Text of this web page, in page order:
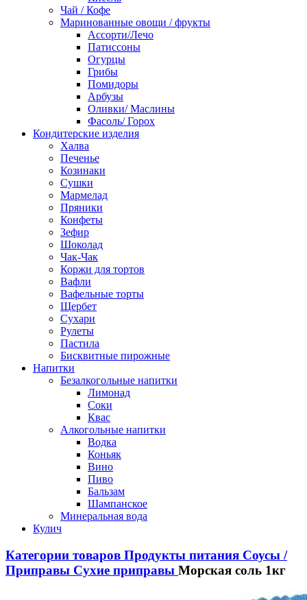
Чай / Кофе
Маринованные овощи / фрукты
Ассорти/Лечо
Патиссоны
Огурцы
Грибы
Помидоры
Арбузы
Оливки/ Маслины
Фасоль/ Горох
Кондитерские изделия
Халва
Печенье
Козинаки
Сушки
Мармелад
Пряники
Конфеты
Зефир
Шоколад
Чак-Чак
Коржи для тортов
Вафли
Вафельные торты
Щербет
Сухари
Рулеты
Пастила
Бисквитные пирожные
Напитки
Безалкогольные напитки
Лимонад
Соки
Квас
Алкогольные напитки
Водка
Коньяк
Вино
Пиво
Бальзам
Шампанское
Минеральная вода
Кулич
Категории товаров Продукты питания Соусы /
Приправы Сухие приправы Морская соль 1кг